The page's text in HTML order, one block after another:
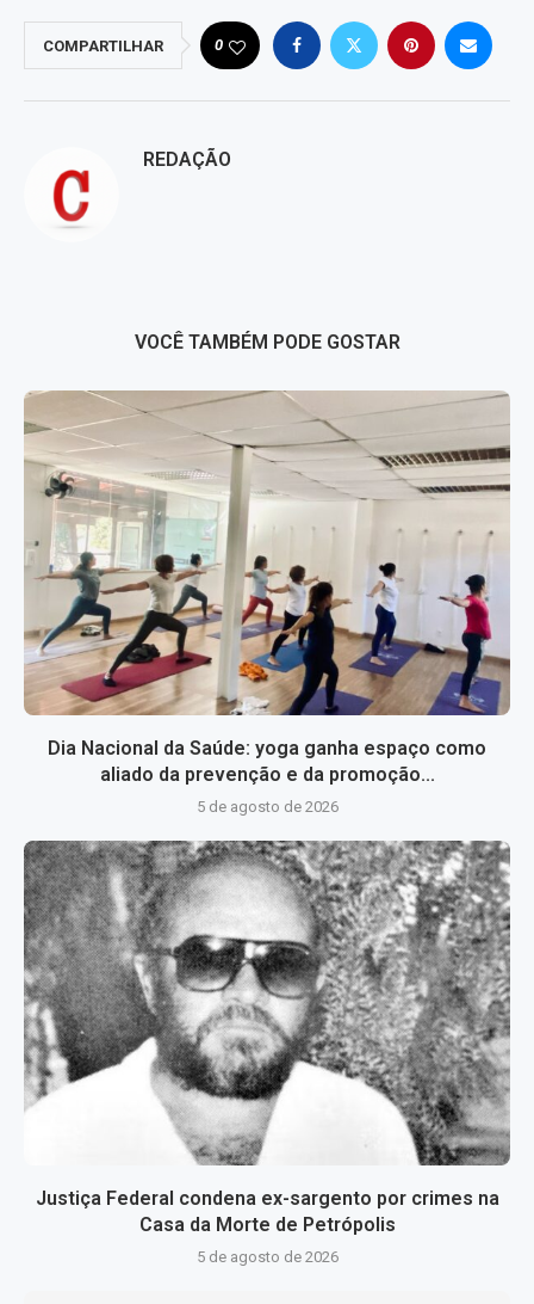
COMPARTILHAR 0
REDAÇÃO
VOCÊ TAMBÉM PODE GOSTAR
Dia Nacional da Saúde: yoga ganha espaço como
aliado da prevenção e da promoção...
5 de agosto de 2026
Justiça Federal condena ex-sargento por crimes na
Casa da Morte de Petrópolis
5 de agosto de 2026